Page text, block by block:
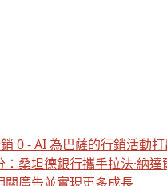
0 - AI 為巴薩的行銷活動
：桑坦德銀行攜手拉法·納